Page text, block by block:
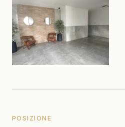
POSIZIONE